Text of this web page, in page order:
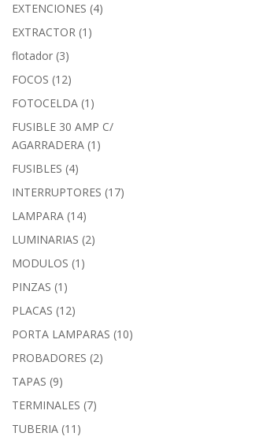
EXTENCIONES (4)
EXTRACTOR (1)
flotador (3)
FOCOS (12)
FOTOCELDA (1)
FUSIBLE 30 AMP C/
AGARRADERA (1)
FUSIBLES (4)
INTERRUPTORES (17)
LAMPARA (14)
LUMINARIAS (2)
MODULOS (1)
PINZAS (1)
PLACAS (12)
PORTA LAMPARAS (10)
PROBADORES (2)
TAPAS (9)
TERMINALES (7)
TUBERIA (11)